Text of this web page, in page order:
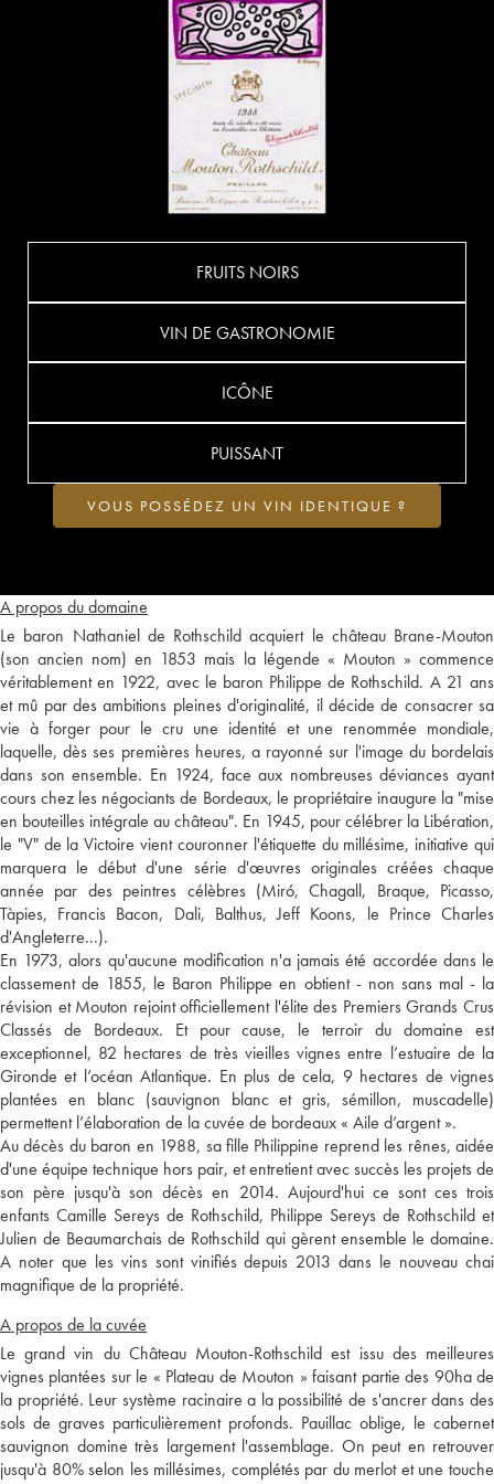
A propos du domaine
Le baron Nathaniel de Rothschild acquiert le château Brane-Mouton
(son ancien nom) en 1853 mais la légende « Mouton » commence
véritablement en 1922, avec le baron Philippe de Rothschild. A 21 ans
et mû par des ambitions pleines d'originalité, il décide de consacrer sa
vie à forger pour le cru une identité et une renommée mondiale,
laquelle, dès ses premières heures, a rayonné sur l'image du bordelais
dans son ensemble. En 1924, face aux nombreuses déviances ayant
cours chez les négociants de Bordeaux, le propriétaire inaugure la "mise
en bouteilles intégrale au château". En 1945, pour célébrer la Libération,
le "V" de la Victoire vient couronner l'étiquette du millésime, initiative qui
marquera le début d'une série d'œuvres originales créées chaque
année par des peintres célèbres (Miró, Chagall, Braque, Picasso,
Tàpies, Francis Bacon, Dali, Balthus, Jeff Koons, le Prince Charles
d'Angleterre...).
En 1973, alors qu'aucune modification n'a jamais été accordée dans le
classement de 1855, le Baron Philippe en obtient - non sans mal - la
révision et Mouton rejoint officiellement l'élite des Premiers Grands Crus
Classés de Bordeaux. Et pour cause, le terroir du domaine est
exceptionnel, 82 hectares de très vieilles vignes entre l’estuaire de la
Gironde et l’océan Atlantique. En plus de cela, 9 hectares de vignes
plantées en blanc (sauvignon blanc et gris, sémillon, muscadelle)
permettent l’élaboration de la cuvée de bordeaux « Aile d’argent ».
Au décès du baron en 1988, sa fille Philippine reprend les rênes, aidée
d'une équipe technique hors pair, et entretient avec succès les projets de
son père jusqu'à son décès en 2014. Aujourd'hui ce sont ces trois
enfants Camille Sereys de Rothschild, Philippe Sereys de Rothschild et
Julien de Beaumarchais de Rothschild qui gèrent ensemble le domaine.
A noter que les vins sont vinifiés depuis 2013 dans le nouveau chai
magnifique de la propriété.
A propos de la cuvée
Le grand vin du Château Mouton-Rothschild est issu des meilleures
vignes plantées sur le « Plateau de Mouton » faisant partie des 90ha de
la propriété. Leur système racinaire a la possibilité de s'ancrer dans des
sols de graves particulièrement profonds. Pauillac oblige, le cabernet
sauvignon domine très largement l'assemblage. On peut en retrouver
jusqu'à 80% selon les millésimes, complétés par du merlot et une touche
FRUITS NOIRS
VIN DE GASTRONOMIE
ICÔNE
PUISSANT
VOUS POSSÉDEZ UN VIN IDENTIQUE ?